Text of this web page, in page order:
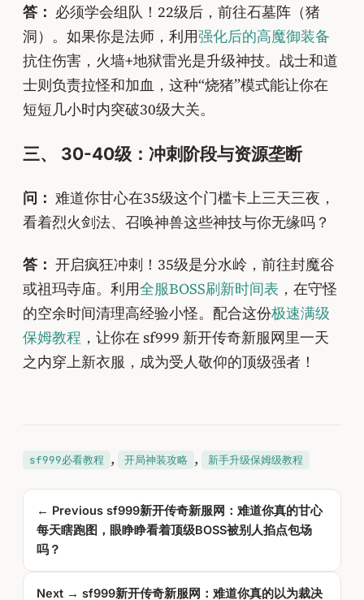
答： 必须学会组队！22级后，前往石墓阵（猪
洞）。如果你是法师，利用强化后的高魔御装备
抗住伤害，火墙+地狱雷光是升级神技。战士和道
士则负责拉怪和加血，这种“烧猪”模式能让你在
短短几小时内突破30级大关。
三、 30-40级：冲刺阶段与资源垄断
问： 难道你甘心在35级这个门槛卡上三天三夜，
看着烈火剑法、召唤神兽这些神技与你无缘吗？
答： 开启疯狂冲刺！35级是分水岭，前往封魔谷
或祖玛寺庙。利用全服BOSS刷新时间表 ，在守怪
的空余时间清理高经验小怪。配合这份极速满级
保姆教程 ，让你在 sf999 新开传奇新服网里一天
之内穿上新衣服，成为受人敬仰的顶级强者！
sf999必看教程 , 开局神装攻略 , 新手升级保姆级教程
← Previous sf999新开传奇新服网：难道你真的甘心
每天瞎跑图，眼睁睁看着顶级BOSS被别人掐点包场
吗？
Next → sf999新开传奇新服网：难道你真的以为裁决